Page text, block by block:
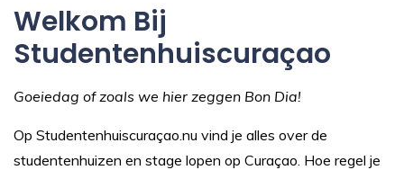
Welkom Bij
Studentenhuiscuraçao
Goeiedag of zoals we hier zeggen Bon Dia!
Op Studentenhuiscuraçao.nu vind je alles over de
studentenhuizen en stage lopen op Curaçao. Hoe regel je